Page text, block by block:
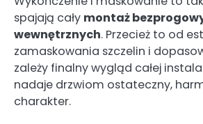
spajają cały montaż
wewnętrznych. Przecież to od
zamaskowania szczelin i
zależy finalny wygląd całej
nadaje drzwiom ostateczny,
charakter.